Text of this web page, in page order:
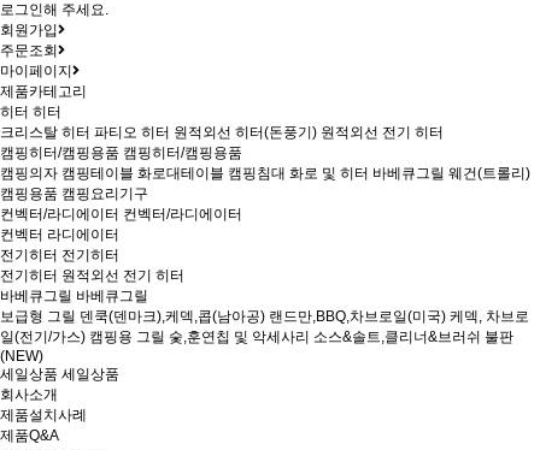
로그인해 주세요.
회원가입
주문조회
마이페이지
제품카테고리
히터 히터
크리스탈 히터 파티오 히터 원적외선 히터(돈풍기) 원적외선 전기 히터
캠핑히터/캠핑용품 캠핑히터/캠핑용품
캠핑의자 캠핑테이블 화로대테이블 캠핑침대 화로 및 히터 바베큐그릴 웨건(트롤리)
캠핑용품 캠핑요리기구
컨벡터/라디에이터 컨벡터/라디에이터
컨벡터 라디에이터
전기히터 전기히터
전기히터 원적외선 전기 히터
바베큐그릴 바베큐그릴
보급형 그릴 덴쿡(덴마크),케덱,콥(남아공) 랜드만,BBQ,차브로일(미국) 케덱, 차브로
일(전기/가스) 캠핑용 그릴 숯,훈연칩 및 악세사리 소스&솔트,클리너&브러쉬 불판
(NEW)
세일상품 세일상품
회사소개
제품설치사례
제품Q&A